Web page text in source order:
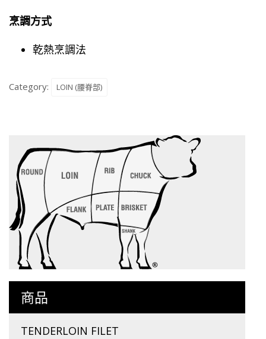
烹調方式
乾熱烹調法
Category: LOIN (腰脊部)
商品
TENDERLOIN FILET